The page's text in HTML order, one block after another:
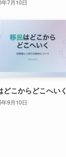
7月10日
どこからどこへいく
9月10日